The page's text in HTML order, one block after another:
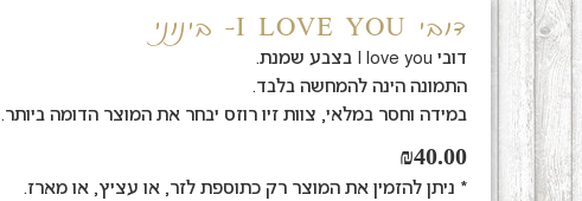
דובי I LOVE YOU- בינוני
דובי I love you בצבע שמנת.
התמונה הינה להמחשה בלבד.
במידה וחסר במלאי, צוות זיו רוזס יבחר את המוצר הדומה ביותר.
₪40.00
* ניתן להזמין את המוצר רק כתוספת לזר, או עציץ, או מארז.